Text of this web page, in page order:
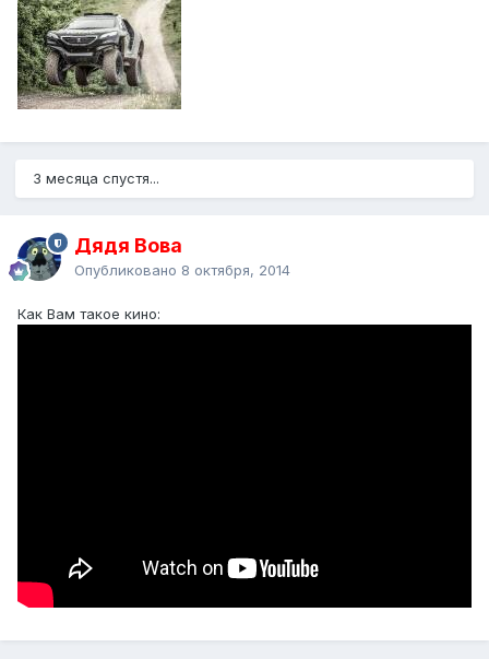
3 месяца спустя...
Дядя Вова
Опубликовано 8 октября, 2014
Как Вам такое кино: